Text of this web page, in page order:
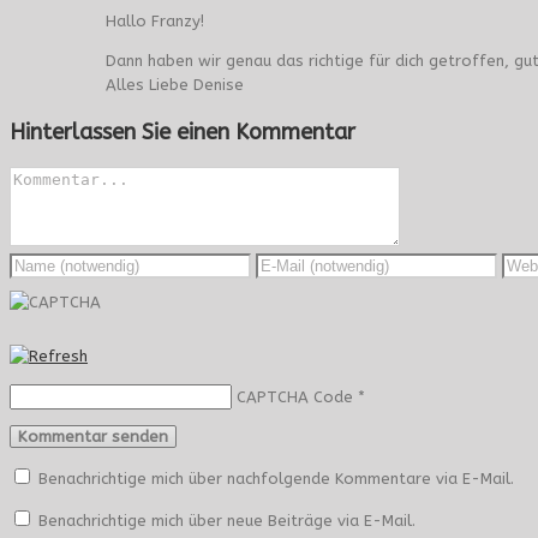
Hallo Franzy!
Dann haben wir genau das richtige für dich getroffen,
Alles Liebe Denise
Hinterlassen Sie einen Kommentar
CAPTCHA Code *
Benachrichtige mich über nachfolgende Kommentare via E-Mail.
Benachrichtige mich über neue Beiträge via E-Mail.